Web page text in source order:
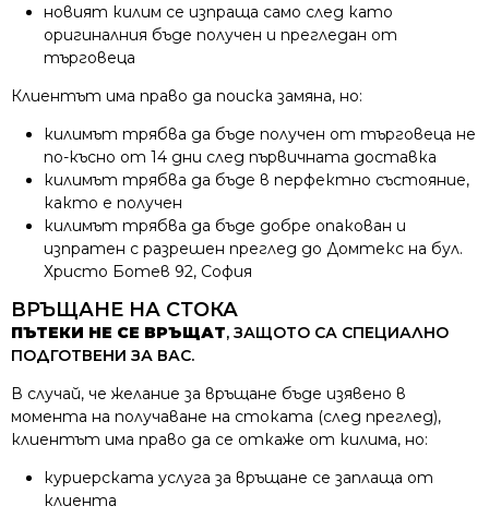
новият килим се изпраща само след като
оригиналния бъде получен и прегледан от
търговеца
Клиентът има право да поиска замяна, но:
килимът трябва да бъде получен от търговеца не
по-късно от 14 дни след първичната доставка
килимът трябва да бъде в перфектно състояние,
както е получен
килимът трябва да бъде добре опакован и
изпратен с разрешен преглед до Домтекс на бул.
Христо Ботев 92, София
ВРЪЩАНЕ НА СТОКА
ПЪТЕКИ НЕ СЕ ВРЪЩАТ, ЗАЩОТО СА СПЕЦИАЛНО
ПОДГОТВЕНИ ЗА ВАС.
В случай, че желание за връщане бъде изявено в
момента на получаване на стоката (след преглед),
клиентът има право да се откаже от килима, но:
куриерската услуга за връщане се заплаща от
клиента